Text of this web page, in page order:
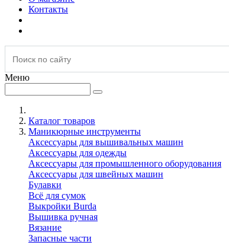
Контакты
Меню
Каталог товаров
Маникюрные инструменты
Аксессуары для вышивальных машин
Аксессуары для одежды
Аксессуары для промышленного оборудования
Аксессуары для швейных машин
Булавки
Всё для сумок
Выкройки Burda
Вышивка ручная
Вязание
Запасные части